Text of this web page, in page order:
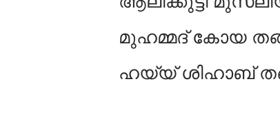
മുഹമ്മദ് കോയ
ഹയ്യ് ശിഹാബ്